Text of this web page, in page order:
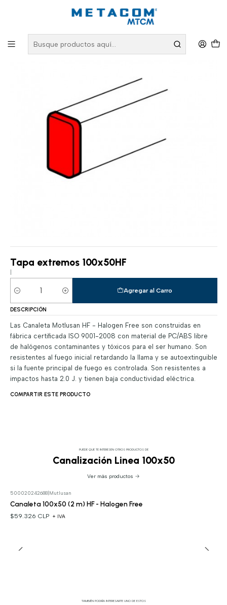
PRODUCTOS Conectividad Organizada
Canalización Linea 100x50
Tapa extremos 100x50HF
Tapa extremos 100x50HF
Cantidad
Agregar al Carro
DESCRIPCIÓN
Las Canaleta Motlusan HF - Halogen Free son construidas en
fábrica certificada ISO 9001-2008 con material de PC/ABS libre
de halógenos contaminantes y tóxicos para el ser humano. Son
resistentes al fuego inicial retardando la llama y se autoextinguible
si la fuente principal de fuego es controlada. Son resistentes a
impactos hasta 2.0 J. y tienen baja conductividad eléctrica.
COMPARTIR ESTE PRODUCTO
PUEDE QUE TE INTERESEN OTROS PRODUCTOS DE
Canalización Linea 100x50
Ver más productos
500020242688| Mutlusan
Canaleta 100x50 (2 m) HF - Halogen Free
$59.326 CLP + IVA
TAMBIÉN PODRÍA INTERESARTE UNO DE ESTOS